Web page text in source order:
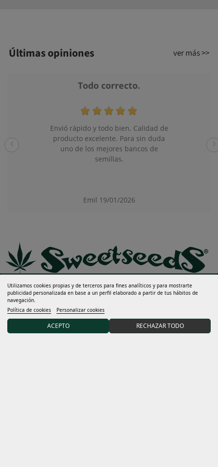
Últimas opiniones ver más >>
Salieron todas
Todas las semillan broteron y me
hicieron un regalazo
Yeray 20/12/2025
‹ ›
Ayuda
Mucho más
Utilizamos cookies propias y de terceros para fines analíticos y para mostrarte
publicidad personalizada en base a un perfil elaborado a partir de tus hábitos de
navegación.
Política de cookies
Personalizar cookies
RECHAZAR TODO
ACEPTO